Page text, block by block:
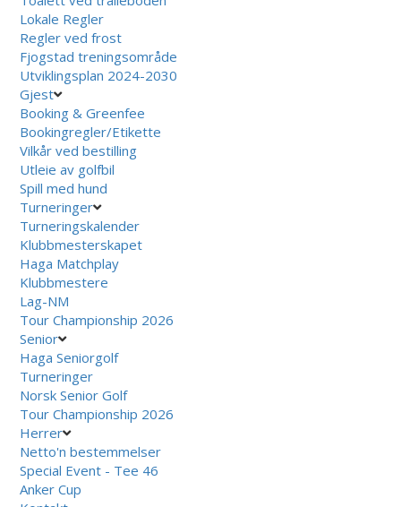
Lokale Regler
Regler ved frost
Fjogstad treningsområde
Utviklingsplan 2024-2030
Gjest
Booking & Greenfee
Bookingregler/Etikette
Vilkår ved bestilling
Utleie av golfbil
Spill med hund
Turneringer
Turneringskalender
Klubbmesterskapet
Haga Matchplay
Klubbmestere
Lag-NM
Tour Championship 2026
Senior
Haga Seniorgolf
Turneringer
Norsk Senior Golf
Tour Championship 2026
Herrer
Netto'n bestemmelser
Special Event - Tee 46
Anker Cup